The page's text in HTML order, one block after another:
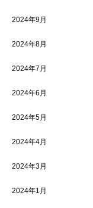
2024年9月
2024年8月
2024年7月
2024年6月
2024年5月
2024年4月
2024年3月
2024年1月